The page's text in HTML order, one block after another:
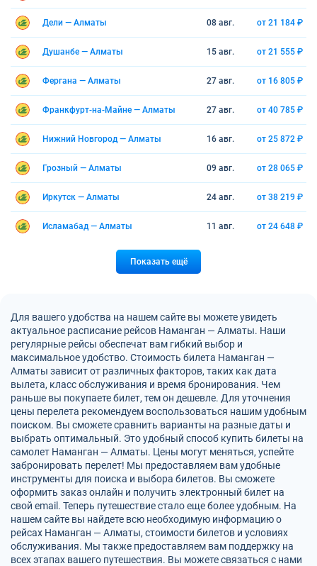
Дели — Алматы 08 авг. от 21 184 ₽
Душанбе — Алматы 15 авг. от 21 555 ₽
Фергана — Алматы 27 авг. от 16 805 ₽
Франкфурт-на-Майне — Алматы 27 авг. от 40 785 ₽
Нижний Новгород — Алматы 16 авг. от 25 872 ₽
Грозный — Алматы 09 авг. от 28 065 ₽
Иркутск — Алматы 24 авг. от 38 219 ₽
Исламабад — Алматы 11 авг. от 24 648 ₽
Показать ещё
Для вашего удобства на нашем сайте вы можете увидеть
актуальное расписание рейсов Наманган — Алматы. Наши
регулярные рейсы обеспечат вам гибкий выбор и
максимальное удобство. Стоимость билета Наманган —
Алматы зависит от различных факторов, таких как дата
вылета, класс обслуживания и время бронирования. Чем
раньше вы покупаете билет, тем он дешевле. Для уточнения
цены перелета рекомендуем воспользоваться нашим удобным
поиском. Вы сможете сравнить варианты на разные даты и
выбрать оптимальный. Это удобный способ купить билеты на
самолет Наманган — Алматы. Цены могут меняться, успейте
забронировать перелет! Мы предоставляем вам удобные
инструменты для поиска и выбора билетов. Вы сможете
оформить заказ онлайн и получить электронный билет на
свой email. Теперь путешествие стало еще более удобным. На
нашем сайте вы найдете всю необходимую информацию о
рейсах Наманган — Алматы, стоимости билетов и условиях
обслуживания. Мы также предоставляем вам поддержку на
всех этапах вашего путешествия. Вы можете связаться с нами